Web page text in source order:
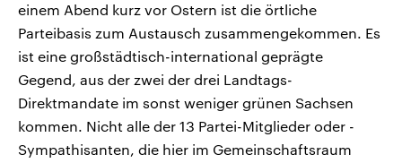
einem Abend kurz vor Ostern ist die örtliche
Parteibasis zum Austausch zusammengekommen. Es
ist eine großstädtisch-international geprägte
Gegend, aus der zwei der drei Landtags-
Direktmandate im sonst weniger grünen Sachsen
kommen. Nicht alle der 13 Partei-Mitglieder oder -
Sympathisanten, die hier im Gemeinschaftsraum